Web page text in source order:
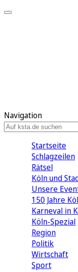
Navigation
Startseite
Schlagzeilen
Rätsel
Köln und
Unsere
150 Jahre
Karneval in
Köln-Spezial
Region
Politik
Wirtschaft
Sport